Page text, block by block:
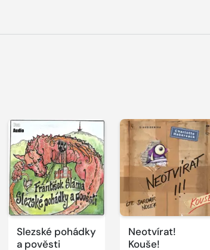
Slezské pohádky
a pověsti
Přehrát
ukázku
Neotvírat!
Kouše!
Přehrát
ukázku